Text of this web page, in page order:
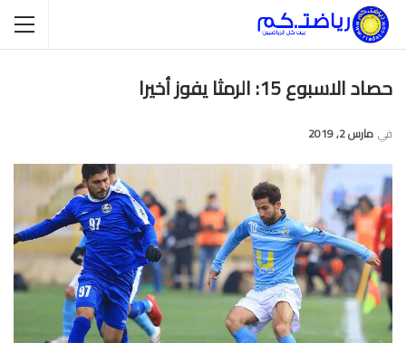
حصاد الاسبوع 15: الرمثا يفوز أخيرا
في مارس 2, 2019